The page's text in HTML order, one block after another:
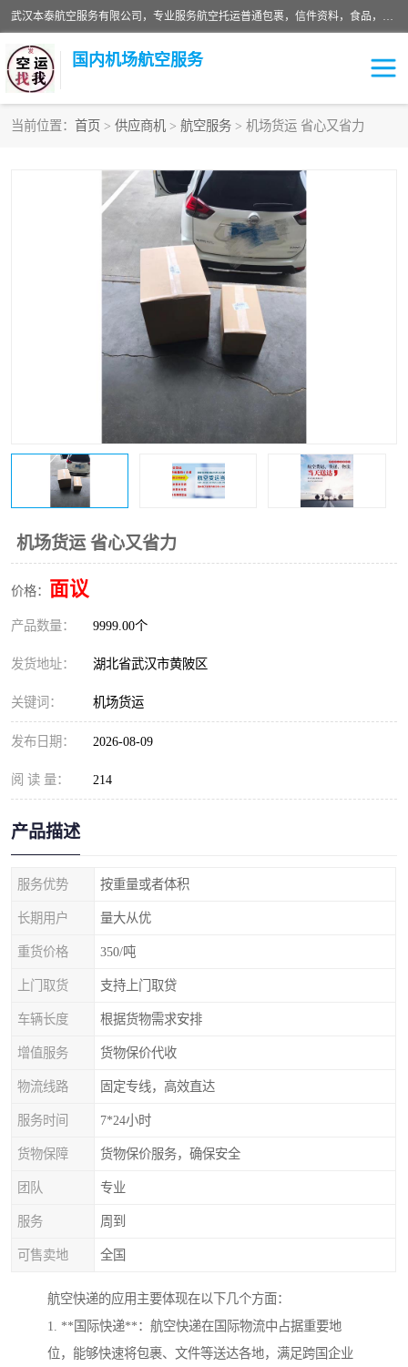
武汉本泰航空服务有限公司，专业服务航空托运普通包裹，信件资料，食品，服装，快消品等运输的专线空运，完善的网络服务确保为客户提供准确、*、安全的“门对门”服务，本着“诚信为本、精诚合作”的服务宗旨.“以安全运输为保障，以运价合理要求市场”的经营理念。武汉机场货运、武汉航空物流、武汉空运、武汉天河国际机场东方、南方、国际航空、机场空运业务覆盖国内二三线机场城市，如：武汉-敦煌、武汉-柳州等
国内机场航空服务
当前位置： 首页 > 供应商机 > 航空服务 > 机场货运 省心又省力
机场货运 省心又省力
价格： 面议
产品数量： 9999.00个
发货地址： 湖北省武汉市黄陂区
关键词： 机场货运
发布日期： 2026-08-09
阅 读 量： 214
产品描述
服务优势 按重量或者体积
长期用户 量大从优
重货价格 350/吨
上门取货 支持上门取贷
车辆长度 根据货物需求安排
增值服务 货物保价代收
物流线路 固定专线，高效直达
服务时间 7*24小时
货物保障 货物保价服务，确保安全
团队 专业
服务 周到
可售卖地 全国
航空快递的应用主要体现在以下几个方面：
1. **国际快递**：航空快递在国际物流中占据重要地
位，能够快速将包裹、文件等送达各地，满足跨国企业